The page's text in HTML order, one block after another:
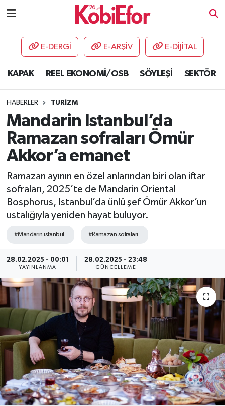
E-DERGİ E-ARŞİV E-DİJİTAL
KAPAK REEL EKONOMİ/OSB SÖYLEŞİ SEKTÖR
HABERLER TURİZM
Mandarin Istanbul’da
Ramazan sofraları Ömür
Akkor’a emanet
Ramazan ayının en özel anlarından biri olan iftar
sofraları, 2025’te de Mandarin Oriental
Bosphorus, Istanbul’da ünlü şef Ömür Akkor’un
ustalığıyla yeniden hayat buluyor.
#Mandarin ıstanbul #Ramazan sofraları
28.02.2025 - 00:01
YAYINLANMA
28.02.2025 - 23:48
GÜNCELLEME
AKADEMİ
DESTEK-TEŞVİK
ETKİNLİK
GÜNCEL
KAPAK
OSB
ŞİRKET PANO
ÜLKE
YAŞAM